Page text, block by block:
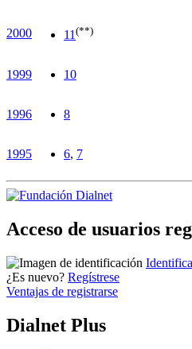
2000 11 (**)
1999 10
1996 8
1995 6, 7
Acceso de usuarios
¿Es nuevo? Regístrese
Ventajas de registrarse
Dialnet Plus